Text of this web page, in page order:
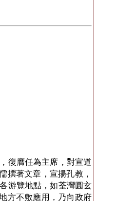
復膺任為主席，對宣道
撰著文章，宣揚孔教，
游覽地點，如荃灣圓玄
方不敷應用，乃向政府